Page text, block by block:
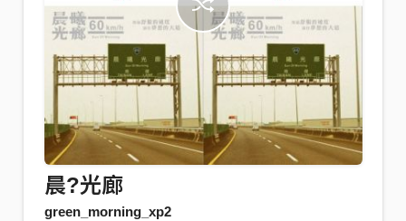
晨?光廊
green_morning_xp2